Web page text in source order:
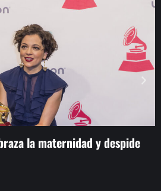
la maternidad y despide